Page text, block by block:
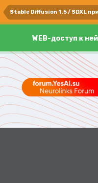
Stable Diffusion 1.5 / SDXL
WEB-доступ к